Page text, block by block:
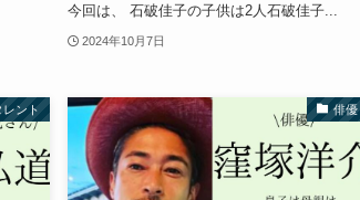
今回は、 石破佳子の子供は2人石破佳子...
2024年10月7日
レント 俳優